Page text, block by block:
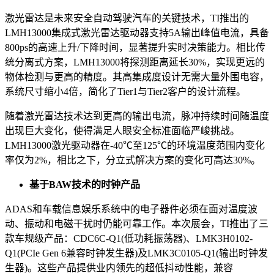
激光雷达是未来安全自动驾驶汽车的关键技术，TI推出的
LMH13000集成式激光雷达驱动器支持5A输出峰值电流，具备
800ps的高速上升/下降时间，显著提升实时决策能力。相比传
统分离式方案，LMH13000将探测距离延长30%，实现更远的
物体检测与更高的精度。其高集成度设计无需大量外围电容，
系统尺寸缩小4倍，简化了Tier1与Tier2客户的设计流程。
随着激光雷达技术达到更高的输出电流，脉冲持续时间随温度
出现巨大变化，使得满足人眼安全标准面临严峻挑战。
LMH13000激光驱动器在-40℃至125℃的环境温度范围内变化
率仅为2%，相比之下，分立式解决方案的变化可高达30%。
基于BAW技术的时钟产品
ADAS和车载信息娱乐系统中的电子器件必须在面对温度波
动、振动和电磁干扰时仍能可靠工作。本次展会，TI推出了三
款车规级产品：CDC6C-Q1(低功耗振荡器)、LMK3H0102-
Q1(PCIe Gen 6兼容时钟发生器)及LMK3C0105-Q1(输出时钟发
生器)。这些产品提供业内领先的超低抖动性能，兼容